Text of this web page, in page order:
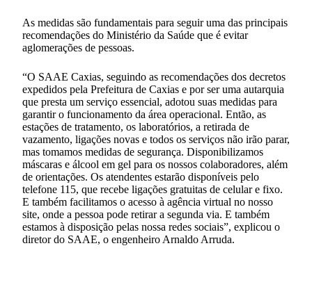
As medidas são fundamentais para seguir uma das principais
recomendações do Ministério da Saúde que é evitar
aglomerações de pessoas.
“O SAAE Caxias, seguindo as recomendações dos decretos
expedidos pela Prefeitura de Caxias e por ser uma autarquia
que presta um serviço essencial, adotou suas medidas para
garantir o funcionamento da área operacional. Então, as
estações de tratamento, os laboratórios, a retirada de
vazamento, ligações novas e todos os serviços não irão parar,
mas tomamos medidas de segurança. Disponibilizamos
máscaras e álcool em gel para os nossos colaboradores, além
de orientações. Os atendentes estarão disponíveis pelo
telefone 115, que recebe ligações gratuitas de celular e fixo.
E também facilitamos o acesso à agência virtual no nosso
site, onde a pessoa pode retirar a segunda via. E também
estamos à disposição pelas nossa redes sociais”, explicou o
diretor do SAAE, o engenheiro Arnaldo Arruda.